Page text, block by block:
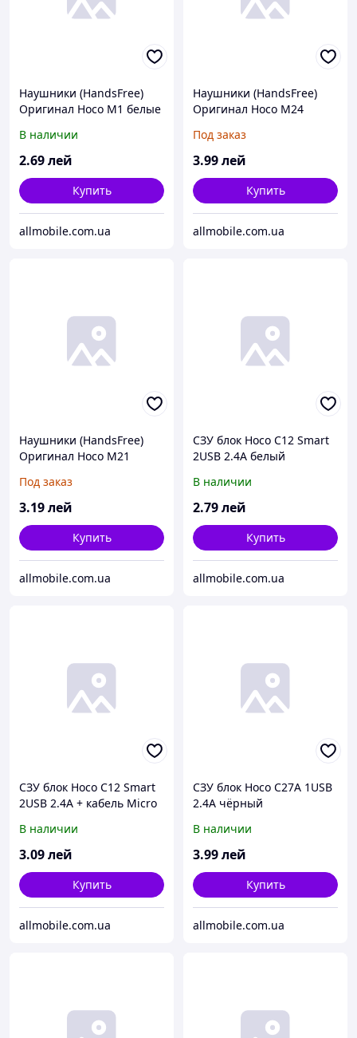
Наушники (HandsFree)
Оригинал Hoco M1 белые
В наличии
2.69лей
Купить
allmobile.com.ua
Наушники (HandsFree)
Оригинал Hoco M24
Под заказ
3.99лей
Купить
allmobile.com.ua
Наушники (HandsFree)
Оригинал Hoco M21
Под заказ
3.19лей
Купить
allmobile.com.ua
СЗУ блок Hoco C12 Smart
2USB 2.4A белый
В наличии
2.79лей
Купить
allmobile.com.ua
СЗУ блок Hoco C12 Smart
2USB 2.4A + кабель Micro
В наличии
3.09лей
Купить
allmobile.com.ua
СЗУ блок Hoco C27A 1USB
2.4A чёрный
В наличии
3.99лей
Купить
allmobile.com.ua